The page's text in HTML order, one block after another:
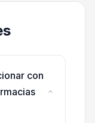
con